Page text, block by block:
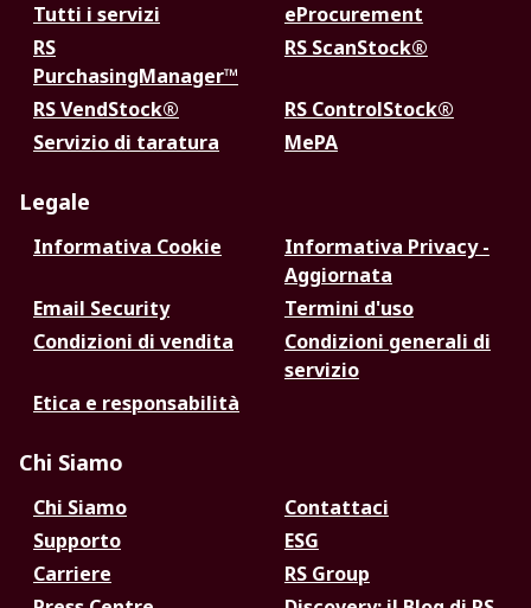
Tutti i servizi
eProcurement
RS
PurchasingManager™
RS ScanStock®
RS VendStock®
RS ControlStock®
Servizio di taratura
MePA
Legale
Informativa Cookie
Informativa Privacy -
Aggiornata
Email Security
Termini d'uso
Condizioni di vendita
Condizioni generali di
servizio
Etica e responsabilità
Chi Siamo
Chi Siamo
Contattaci
Supporto
ESG
Carriere
RS Group